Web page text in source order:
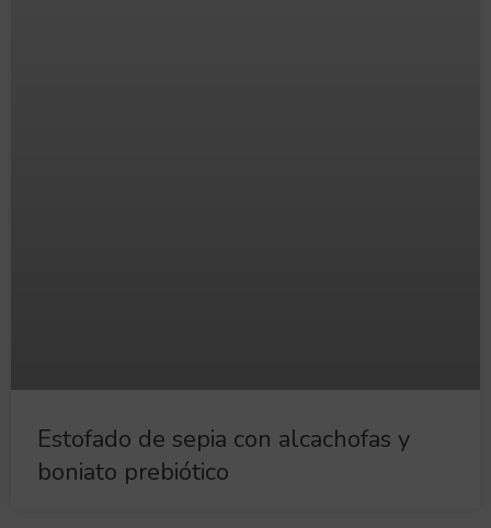
Estofado de sepia con alcachofas y
boniato prebiótico